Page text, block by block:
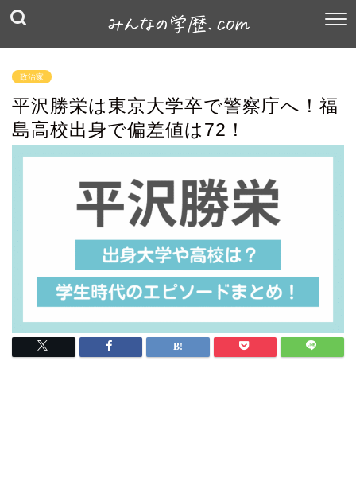
政治家
平沢勝栄は東京大学卒で警察庁へ！福
島高校出身で偏差値は72！